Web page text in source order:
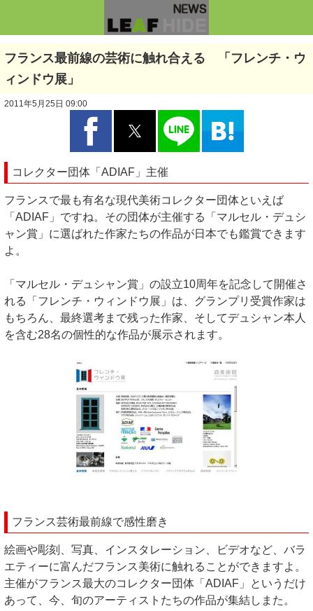
フランス最前線の芸術に触れ合える 「フレンチ・ウ
ィンドウ展」
2011年5月25日 09:00
コレクター団体「ADIAF」主催
フランスで最も有名な現代美術コレクター団体といえば
「ADIAF」ですね。その団体が主催する「マルセル・デュシ
ャン賞」に選ばれた作家たちの作品が日本でも鑑賞できます
よ。
「マルセル・デュシャン賞」の設立10周年を記念して開催さ
れる「フレンチ・ウィンドウ展」は、グランプリ受賞作家は
もちろん、最終選考まで残った作家、そしてデュシャン本人
を含む28名の個性的な作品が展示されます。
フランス芸術最前線で感性磨き
絵画や彫刻、写真、インスタレーション、ビデオなど、バラ
エティーに富んだフランス美術に触れることができますよ。
主催がフランス最大のコレクター団体「ADIAF」というだけ
あって、今、旬のアーティストたちの作品が集結しまた。